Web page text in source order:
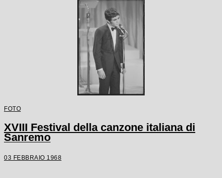
FOTO
XVIII Festival della canzone italiana di
Sanremo
03 FEBBRAIO 1968